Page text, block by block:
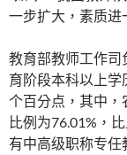
一步扩大，素质进
教育部教师工作
育阶段本科以上学
个百分点，其中，
比例为76.01%，
有中高级职称专任